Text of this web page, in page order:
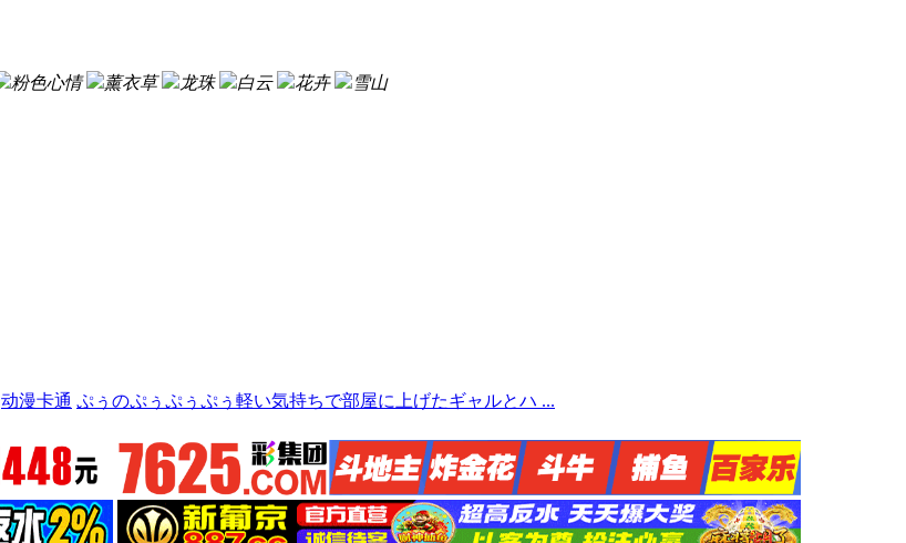
粉色心情 薰衣草 龙珠 白云 花卉
雪山
动漫卡通 ぷぅのぷぅぷぅぷぅ軽い気持ちで部屋に上げたギャルとハ ...